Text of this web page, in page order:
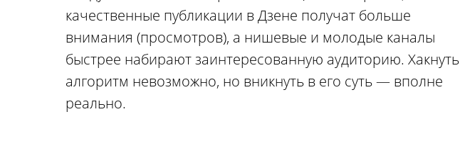
качественные публикации в Дзене получат больше
внимания (просмотров), а нишевые и молодые каналы
быстрее набирают заинтересованную аудиторию. Хакнуть
алгоритм невозможно, но вникнуть в его суть — вполне
реально.